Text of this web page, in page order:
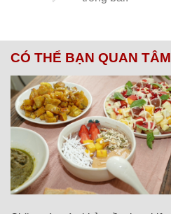
CÓ THỂ BẠN QUAN TÂM